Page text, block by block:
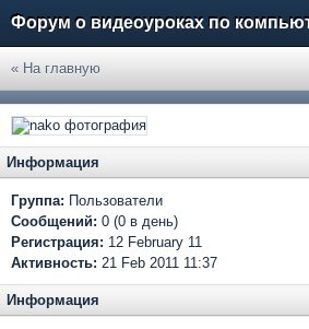
Форум о видеоуроках по
« На главную
Информация
Группа: Пользователи
Сообщений: 0 (0 в день)
Регистрация: 12 February 11
Активность: 21 Feb 2011 11:37
Информация